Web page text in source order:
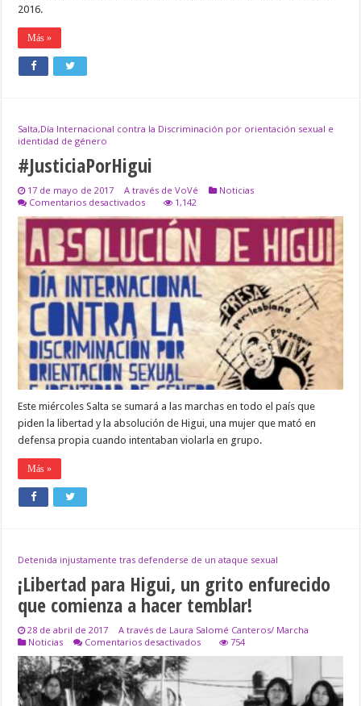
2016.
Más »
Salta,Día Internacional contra la Discriminación por orientación sexual e
identidad de género
#JusticiaPorHigui
17 de mayo de 2017 A través de VoVé
Noticias
Comentarios desactivadosen
#JusticiaPorHigui
1,142
Este miércoles Salta se sumará a las marchas en todo el país que
piden la libertad y la absolución de Higui, una mujer que mató en
defensa propia cuando intentaban violarla en grupo.
Más »
Detenida injustamente tras defenderse de un ataque sexual
¡Libertad para Higui, un grito enfurecido
que comienza a hacer temblar!
28 de abril de 2017
A través de Laura Salomé Canteros/ Marcha
Noticias
Comentarios desactivadosen
un
754